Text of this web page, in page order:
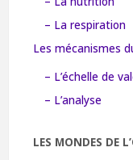
– La respiration
Les mécanismes
– L’échelle de
– L’analyse
LES MONDES DE